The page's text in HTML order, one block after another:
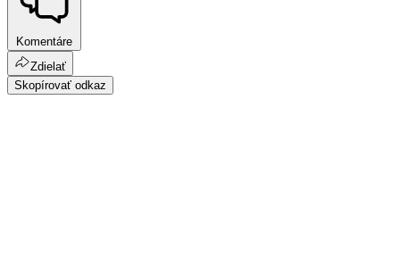
Komentáre
Zdielať
Skopírovať odkaz